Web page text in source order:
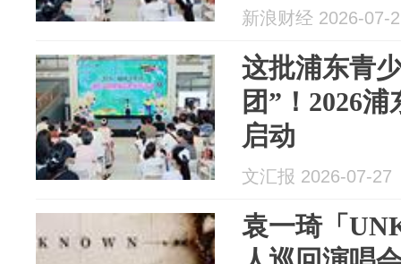
新浪财经 2026-07-
这批浦东青
团”！2026
启动
文汇报 2026-07-27
袁一琦「